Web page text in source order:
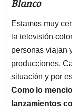
Blanco
Estamos muy
la televisión
personas viajan
producciones.
situación y por
Como lo
lanzamientos